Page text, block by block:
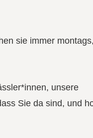
sie immer montags,
unsere
Sie da sind, und